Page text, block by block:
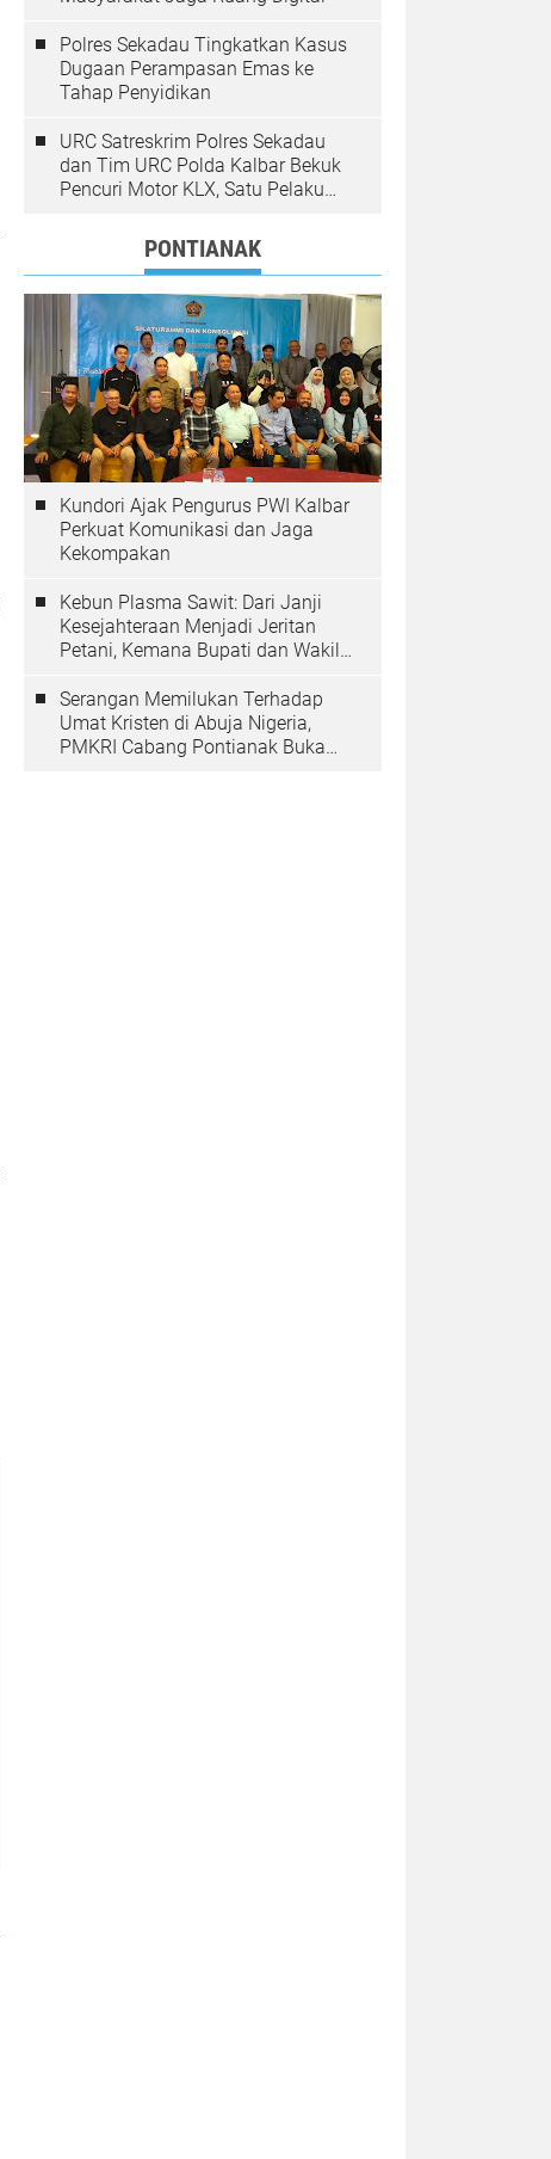
Polres Sekadau Tingkatkan Kasus
Dugaan Perampasan Emas ke
Tahap Penyidikan
URC Satreskrim Polres Sekadau
dan Tim URC Polda Kalbar Bekuk
Pencuri Motor KLX, Satu Pelaku
PONTIANAK
Kundori Ajak Pengurus PWI Kalbar
Perkuat Komunikasi dan Jaga
Kekompakan
Kebun Plasma Sawit: Dari Janji
Kesejahteraan Menjadi Jeritan
Petani, Kemana Bupati dan Wakil
Serangan Memilukan Terhadap
Umat Kristen di Abuja Nigeria,
PMKRI Cabang Pontianak Buka